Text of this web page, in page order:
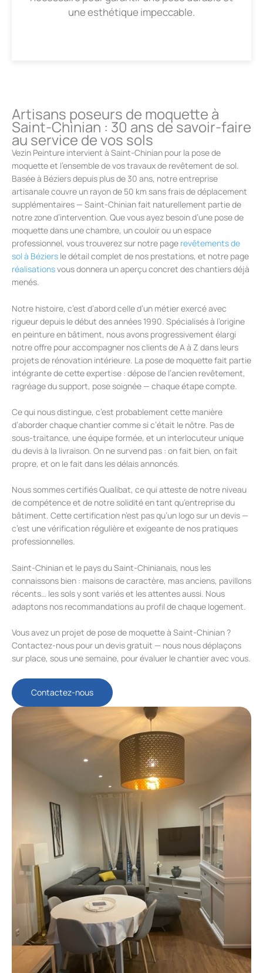
une esthétique impeccable.
Artisans poseurs de moquette à
Saint-Chinian : 30 ans de savoir-faire
au service de vos sols
Vezin Peinture intervient à Saint-Chinian pour la pose de
moquette et l’ensemble de vos travaux de revêtement de sol.
Basée à Béziers depuis plus de 30 ans, notre entreprise
artisanale couvre un rayon de 50 km sans frais de déplacement
supplémentaires — Saint-Chinian fait naturellement partie de
notre zone d’intervention. Que vous ayez besoin d’une pose de
moquette dans une chambre, un couloir ou un espace
professionnel, vous trouverez sur notre page revêtements de
sol à Béziers le détail complet de nos prestations, et notre page
réalisationsvous donnera un aperçu concret des chantiers déjà
menés.
Notre histoire, c’est d’abord celle d’un métier exercé avec
rigueur depuis le début des années 1990. Spécialisés à l’origine
en peinture en bâtiment, nous avons progressivement élargi
notre offre pour accompagner nos clients de A à Z dans leurs
projets de rénovation intérieure. La pose de moquette fait partie
intégrante de cette expertise : dépose de l’ancien revêtement,
ragréage du support, pose soignée — chaque étape compte.
Ce qui nous distingue, c’est probablement cette manière
d’aborder chaque chantier comme si c’était le nôtre. Pas de
sous-traitance, une équipe formée, et un interlocuteur unique
du devis à la livraison. On ne survend pas : on fait bien, on fait
propre, et on le fait dans les délais annoncés.
Nous sommes certifiés Qualibat, ce qui atteste de notre niveau
de compétence et de notre solidité en tant qu’entreprise du
bâtiment. Cette certification n’est pas qu’un logo sur un devis —
c’est une vérification régulière et exigeante de nos pratiques
professionnelles.
Saint-Chinian et le pays du Saint-Chinianais, nous les
connaissons bien : maisons de caractère, mas anciens, pavillons
récents… les sols y sont variés et les attentes aussi. Nous
adaptons nos recommandations au profil de chaque logement.
Vous avez un projet de pose de moquette à Saint-Chinian ?
Contactez-nous pour un devis gratuit — nous nous déplaçons
sur place, sous une semaine, pour évaluer le chantier avec vous.
Contactez-nous